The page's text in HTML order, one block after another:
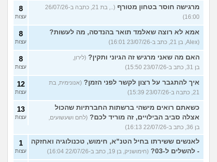
מרגישה חוסר בטחון מטורף
(.., בת 21, כתבה ב-26/07/26
16:00)
8
עצות
אמא לא רוצה שאלמד תואר בהנדסה, מה לעשות?
(Alex, בן 21, כתב ב-23/07/26 16:01)
8
עצות
האם מה שאני מרגיש זה הגיוני ותקין? (לירון,
בן 31, כתב ב-23/07/26 15:50)
8
עצות
איך להתגבר על רצון לקשר לפני הזמן? (אנונימית, בת
21, כתבה ב-23/07/26 15:39)
12
עצות
כשאתם רואים מישהי ברשתות החברתיות שהכול
אצלה סביב הבילויים, זה מוריד לכם? (לחם ושעשועים,
בן 36, כתב ב-22/07/26 16:13)
13
עצות
לאנשים ששירתו בחיל הטנ"א, חימוש, טכנולוגיה ואחזקה
- להשלים ל-03?
(חימושניק, בן 19, כתב ב-22/07/26 16:04)
1
עצות